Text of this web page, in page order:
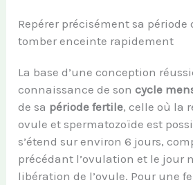
Repérer précisément sa période
tomber enceinte rapidement
La base d’une conception
connaissance de soncycle
de sa période fertile, celle où la
ovule et spermatozoïde est
s’étend sur environ 6 jours,
précédant l’ovulation et le jour
libération de l’ovule. Pour une